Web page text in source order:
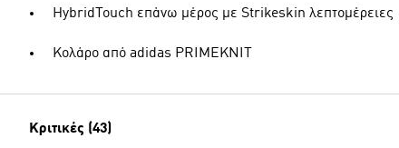
HybridTouch επάνω μέρος με Strikeskin λεπτομέρειες
Κολάρο από adidas PRIMEKNIT
Κριτικές (43)